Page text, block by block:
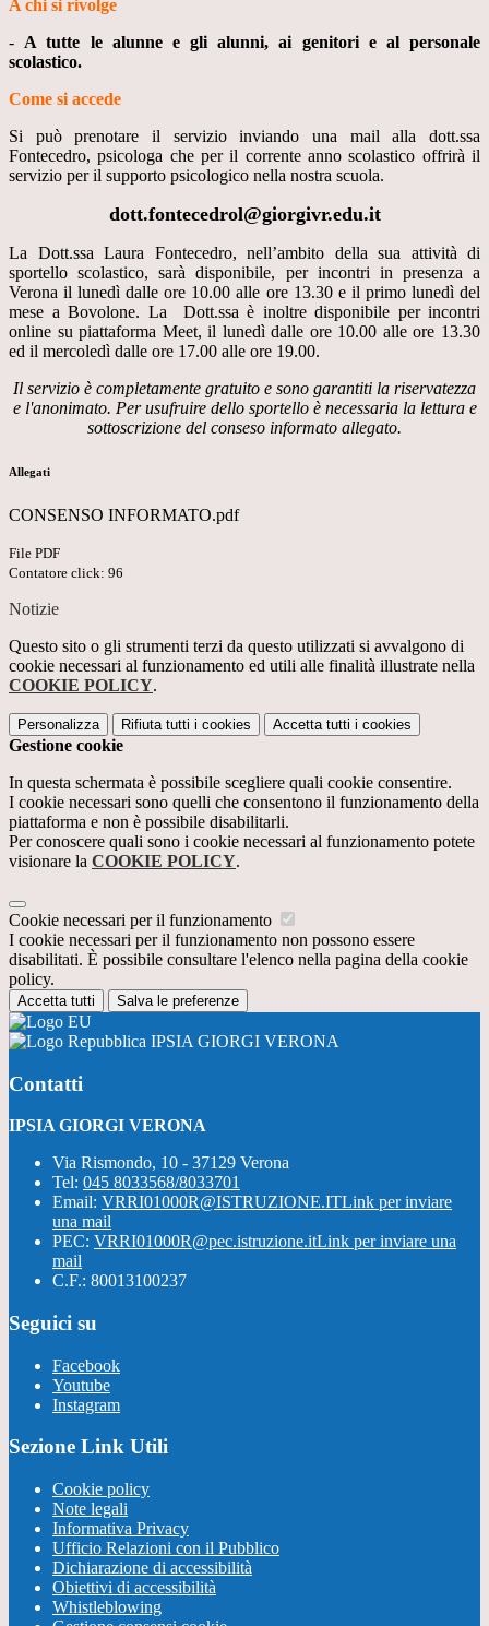
A chi si rivolge
- A tutte le alunne e gli alunni, ai genitori e al personale
scolastico.
Come si accede
Si può prenotare il servizio inviando una mail alla dott.ssa
Fontecedro, psicologa che per il corrente anno scolastico offrirà il
servizio per il supporto psicologico nella nostra scuola.
dott.fontecedrol@giorgivr.edu.it
La Dott.ssa Laura Fontecedro, nell’ambito della sua attività di
sportello scolastico, sarà disponibile, per incontri in presenza a
Verona il lunedì dalle ore 10.00 alle ore 13.30 e il primo lunedì del
mese a Bovolone. La Dott.ssa è inoltre disponibile per incontri
online su piattaforma Meet, il lunedì dalle ore 10.00 alle ore 13.30
ed il mercoledì dalle ore 17.00 alle ore 19.00.
Il servizio è completamente gratuito e sono garantiti la riservatezza
e l'anonimato. Per usufruire dello sportello è necessaria la lettura e
sottoscrizione del conseso informato allegato.
Allegati
CONSENSO INFORMATO.pdf
File PDF
Contatore click: 96
Notizie
Questo sito o gli strumenti terzi da questo utilizzati si avvalgono di
cookie necessari al funzionamento ed utili alle finalità illustrate nella
COOKIE POLICY.
Personalizza Rifiuta tutti i cookies Accetta tutti i cookies
Gestione cookie
In questa schermata è possibile scegliere quali cookie consentire.
I cookie necessari sono quelli che consentono il funzionamento della
piattaforma e non è possibile disabilitarli.
Per conoscere quali sono i cookie necessari al funzionamento potete
visionare la COOKIE POLICY.
Cookie necessari per il funzionamento
I cookie necessari per il funzionamento non possono essere
disabilitati. È possibile consultare l'elenco nella pagina della cookie
policy.
Accetta tutti Salva le preferenze
IPSIA GIORGI VERONA
Contatti
IPSIA GIORGI VERONA
Via Rismondo, 10 - 37129 Verona
Tel: 045 8033568/8033701
Email: VRRI01000R@ISTRUZIONE.ITLink per inviare
una mail
PEC: VRRI01000R@pec.istruzione.itLink per inviare una
mail
C.F.: 80013100237
Seguici su
Facebook
Youtube
Instagram
Sezione Link Utili
Cookie policy
Note legali
Informativa Privacy
Ufficio Relazioni con il Pubblico
Dichiarazione di accessibilità
Obiettivi di accessibilità
Whistleblowing